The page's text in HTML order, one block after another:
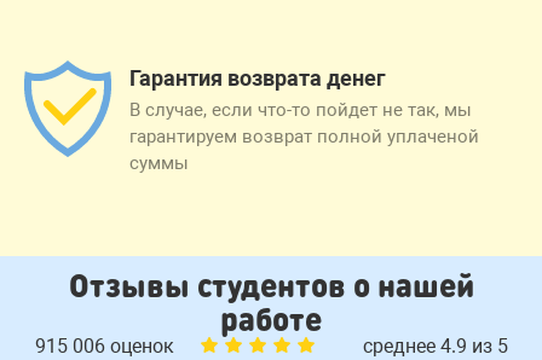
Гарантия возврата денег
В случае, если что-то пойдет не так, мы
гарантируем возврат полной уплаченой
суммы
Отзывы студентов о нашей
работе
915 006 оценок среднее 4.9 из 5